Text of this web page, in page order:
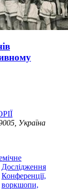
Україна
Дослідження
Конференції,
воркшопи,